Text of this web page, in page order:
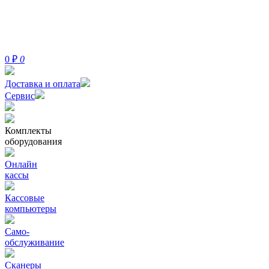
0 ₽ 0
Доставка и оплата
Сервис
Комплекты
оборудования
Онлайн
кассы
Кассовые
компьютеры
Само-
обслуживание
Сканеры